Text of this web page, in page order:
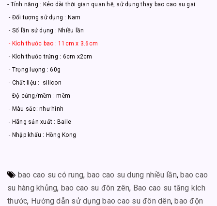
- Tính năng : Kéo dài thời gian quan hệ, sử dụng thay bao cao su gai
- Đối tượng sử dụng : Nam
- Số lần sử dụng : Nhiều lần
- Kích thước bao : 11cm x 3.6cm
- Kích thước trứng : 6cm x2cm
- Trọng lượng : 60g
- Chất liệu : silicon
- Độ cứng/mềm : mềm
- Màu sắc: như hình
- Hãng sản xuất : Baile
- Nhập khẩu : Hồng Kong
bao cao su có rung, bao cao su dung nhiều lần,bao cao
su hàng khủng, bao cao su đôn zên, Bao cao su tăng kích
thước, Hướng dẫn sử dụng bao cao su đôn dên,bao độn